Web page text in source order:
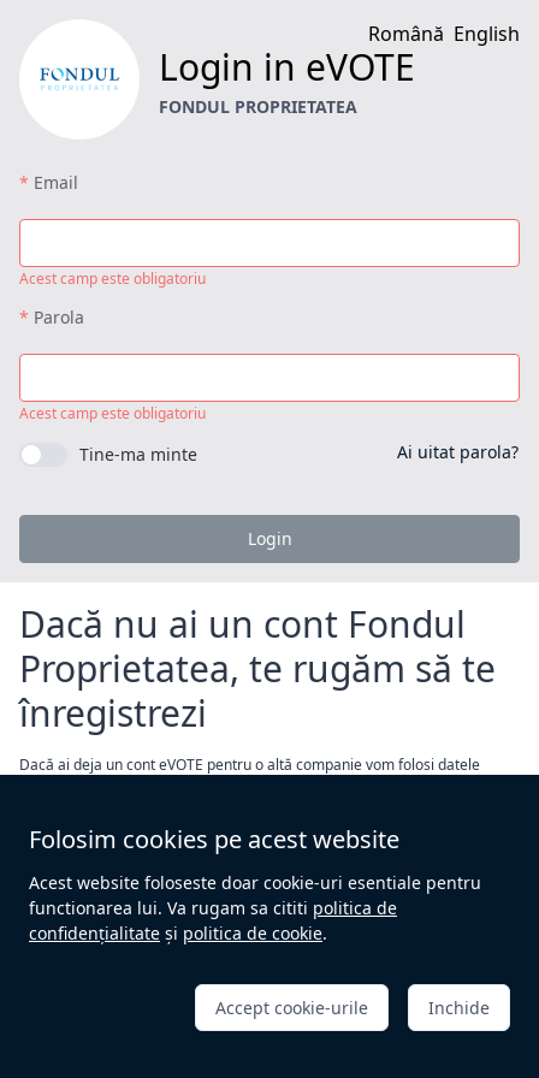
Română English
Login in eVOTE
FONDUL PROPRIETATEA
Email
Acest camp este obligatoriu
Parola
Acest camp este obligatoriu
Tine-ma minte Ai uitat parola?
Login
Dacă nu ai un cont Fondul
Proprietatea, te rugăm să te
înregistrezi
Dacă ai deja un cont eVOTE pentru o altă companie vom folosi datele
Înregistrează un cont nou
Folosim cookies pe acest website
Acest website foloseste doar cookie-uri esentiale pentru
functionarea lui. Va rugam sa cititi politica de
confidențialitate și politica de cookie.
Accept cookie-urile Inchide